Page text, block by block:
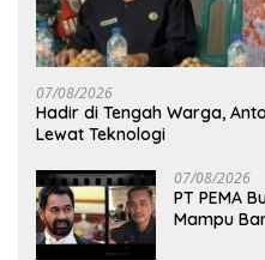
07/08/2026
Hadir di Tengah Warga,
Lewat Teknologi
07/08/2026
PT PEMA
Mampu